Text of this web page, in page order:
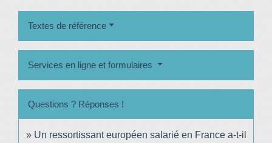
Textes de référence
Services en ligne et formulaires
Questions ? Réponses !
Un ressortissant européen salarié en France a-t-il